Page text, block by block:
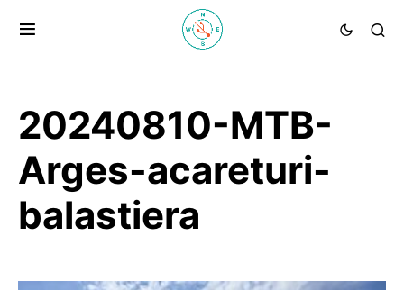
20240810-MTB-
Arges-acareturi-
balastiera